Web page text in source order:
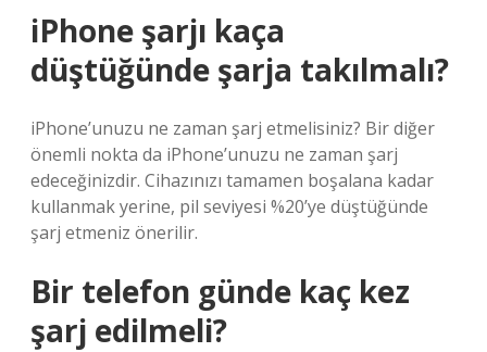
iPhone şarjı kaça
düştüğünde şarja takılmalı?
iPhone’unuzu ne zaman şarj etmelisiniz? Bir diğer
önemli nokta da iPhone’unuzu ne zaman şarj
edeceğinizdir. Cihazınızı tamamen boşalana kadar
kullanmak yerine, pil seviyesi %20’ye düştüğünde
şarj etmeniz önerilir.
Bir telefon günde kaç kez
şarj edilmeli?